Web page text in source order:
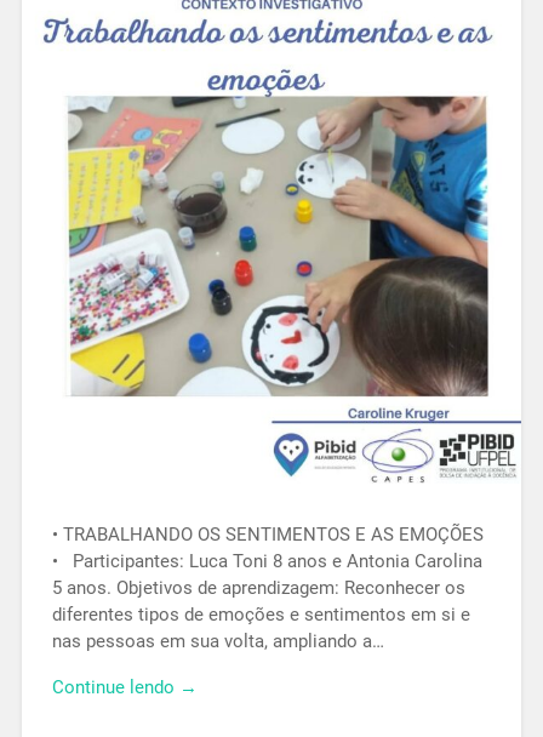
• TRABALHANDO OS SENTIMENTOS E AS EMOÇÕES
• Participantes: Luca Toni 8 anos e Antonia Carolina
5 anos. Objetivos de aprendizagem: Reconhecer os
diferentes tipos de emoções e sentimentos em si e
nas pessoas em sua volta, ampliando a…
Continue lendo →